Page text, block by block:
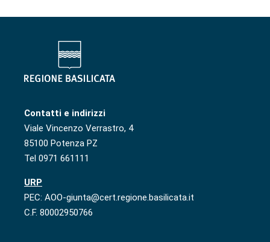
Contatti e indirizzi
Viale Vincenzo Verrastro, 4
85100 Potenza PZ
Tel 0971 661111
URP
PEC: AOO-giunta@cert.regione.basilicata.it
C.F. 80002950766